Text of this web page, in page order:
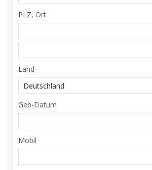
PLZ, Ort
Land
Geb-Datum
Mobil